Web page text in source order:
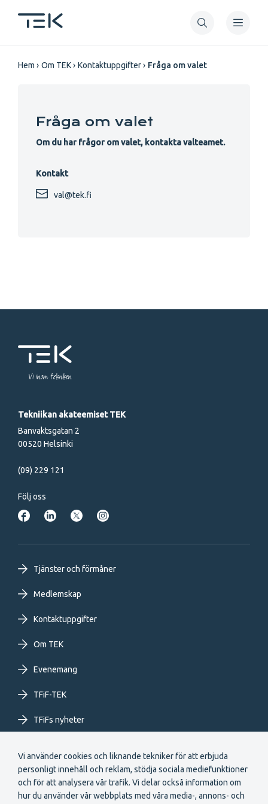
Vi använder cookies och liknande tekniker för att erbjuda
personligt innehåll och reklam, stödja sociala mediefunktioner
och för att analysera vår trafik. Vi delar också information om
hur du använder vår webbplats med våra media-, annons- och
Länkstig
Hem Om TEK Kontaktuppgifter Fråga om valet
Fråga om valet
Om du har frågor om valet, kontakta valteamet.
Kontakt
val@tek.fi
Vi inom tekniken
Tekniikan akateemiset TEK
Banvaktsgatan 2
00520 Helsinki
(09) 229 121
Följ oss
Footer
primary
menu
SV
Tjänster och förmåner
Medlemskap
Kontaktuppgifter
Om TEK
Evenemang
TFiF-TEK
TFiFs nyheter